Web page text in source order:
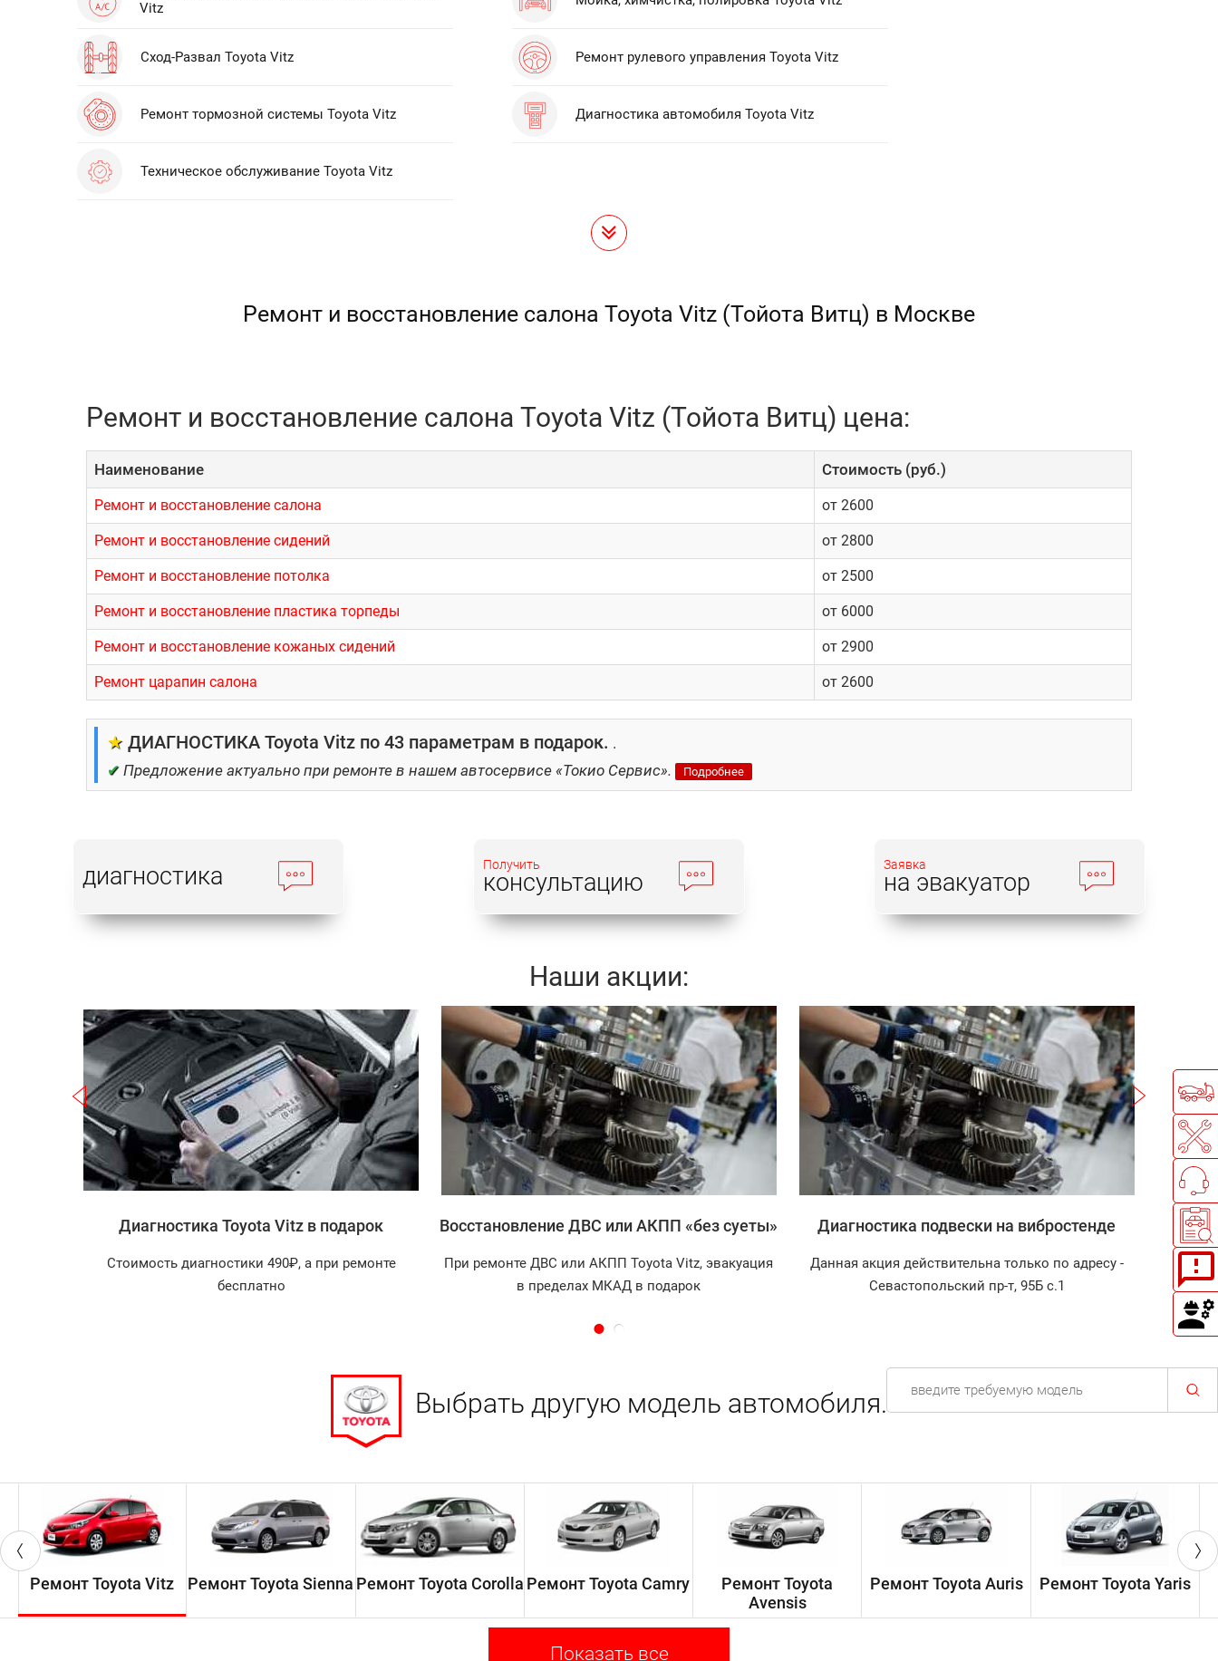
Vitz
Сход-Развал Toyota Vitz Ремонт рулевого управления Toyota Vitz
Ремонт тормозной системы Toyota Vitz Диагностика автомобиля Toyota Vitz
Техническое обслуживание Toyota Vitz
Ремонт и восстановление салона Toyota Vitz (Тойота Витц) в Москве
Ремонт и восстановление салона Toyota Vitz (Тойота Витц) цена:
Наименование Cтоимость (руб.)
Ремонт и восстановление салона от 2600
Ремонт и восстановление сидений от 2800
Ремонт и восстановление потолка от 2500
Ремонт и восстановление пластика торпеды от 6000
Ремонт и восстановление кожаных сидений от 2900
Ремонт царапин салона от 2600
★ ДИАГНОСТИКА Toyota Vitz по 43 параметрам в подарок. .
✔ Предложение актуально при ремонте в нашем автосервисе «Токио Сервис». Подробнее
диагностика Получить
консультацию
Заявка
на эвакуатор
Наши акции:
Записаться
Диагностика Toyota Vitz в подарок
Стоимость диагностики 490₽, а при ремонте
бесплатно
Записаться
Восстановление ДВС или АКПП «без суеты»
При ремонте ДВС или АКПП Toyota Vitz, эвакуация
в пределах МКАД в подарок
Записаться
Диагностика подвески на вибростенде
Данная акция действительна только по адресу -
Севастопольский пр-т, 95Б с.1
Выбрать другую модель автомобиля.
Ремонт Toyota Vitz Ремонт Toyota Sienna Ремонт Toyota Corolla Ремонт Toyota Camry
Ремонт Toyota
Avensis
Ремонт Toyota Auris Ремонт Toyota Yaris
Показать все